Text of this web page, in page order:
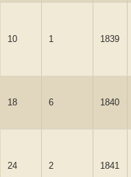
10 1 1839
18 6 1840
24 2 1841